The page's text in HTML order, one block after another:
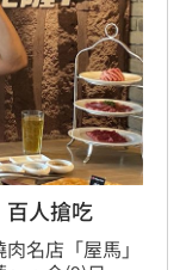
百人搶吃
名店「屋馬」